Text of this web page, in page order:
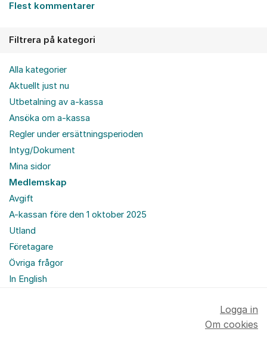
Flest kommentarer
Filtrera på kategori
Alla kategorier
Aktuellt just nu
Utbetalning av a-kassa
Ansöka om a-kassa
Regler under ersättningsperioden
Intyg/Dokument
Mina sidor
Medlemskap
Avgift
A-kassan före den 1 oktober 2025
Utland
Företagare
Övriga frågor
In English
Logga in
Om cookies